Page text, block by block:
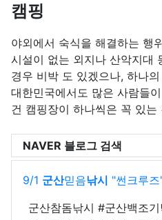
캠핑
야외에서 숙식을 해결하는 행
시설이 없는 외지나 산악지대
경우 비박 도 있겠으나, 하나
대한민국에서도 많은 사람들
건 캠핑장이 하나씩은 꼭 있는
NAVER 블로그 검색
9/1 군산믿음낚시 "썬크루
군산참돔낚시 #군산백조